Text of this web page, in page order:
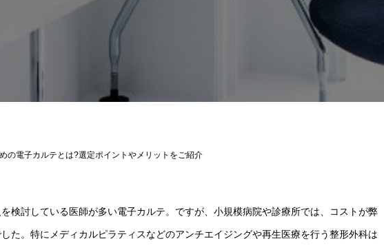
の電子カルテとは?選定ポイントやメリットをご紹介
検討している医師が多い電子カルテ。ですが、小規模病院や診療所では、コストが弊
た。特にメディカルピラティスなどのアンチエイジングや再生医療を行う整形外科は